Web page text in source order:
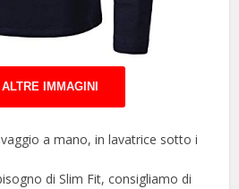
ALTRE IMMAGINI
a mano, in lavatrice sotto i
di Slim Fit, consigliamo di